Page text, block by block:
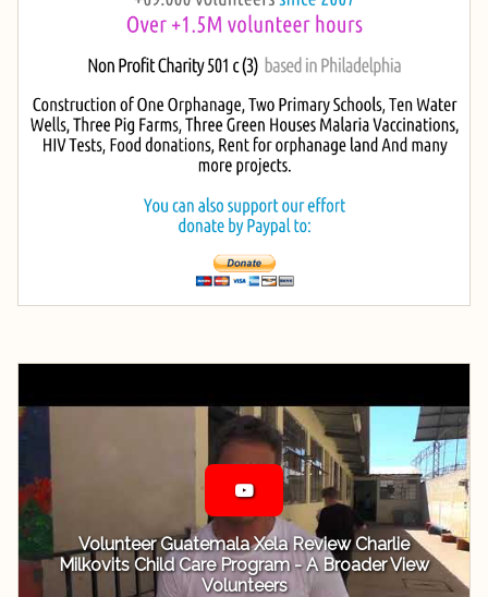
Volunteer Guatemala Xela Review Charlie
Milkovits Child Care Program - A Broader View
Volunteers